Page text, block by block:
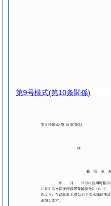
第9号様式(第10条関係)